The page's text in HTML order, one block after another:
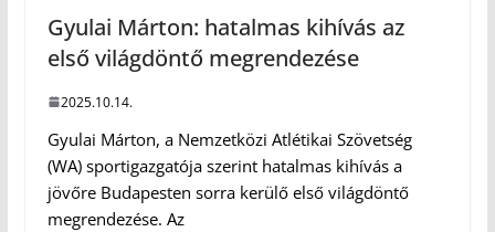
Gyulai Márton: hatalmas kihívás az
első világdöntő megrendezése
2025.10.14.
Gyulai Márton, a Nemzetközi Atlétikai Szövetség
(WA) sportigazgatója szerint hatalmas kihívás a
jövőre Budapesten sorra kerülő első világdöntő
megrendezése. Az